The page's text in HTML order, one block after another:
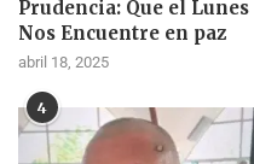
Prudencia: Que el Lunes
Nos Encuentre en paz
abril 18, 2025
4